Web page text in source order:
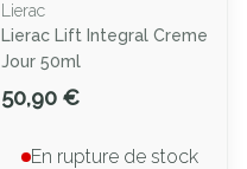
Lierac
Lierac Lift Integral Creme
Jour 50ml
50,90 €
En rupture de stock